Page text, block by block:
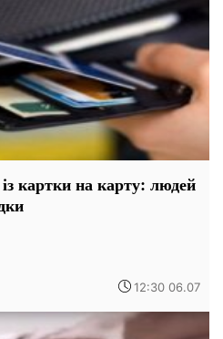
картки на карту: людей
12:30 06.07